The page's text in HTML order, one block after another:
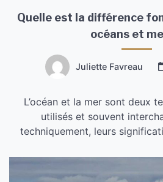
Quelle est la différence
océans et
Juliette Favreau
L’océan et la mer sont deux
utilisés et souvent
techniquement, leurs
originale, qui précède le
scientifique au Moyen-Âge,